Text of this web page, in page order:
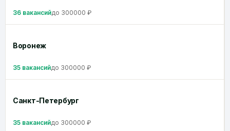
36 вакансийдо 300000 ₽
Воронеж
35 вакансийдо 300000 ₽
Санкт-Петербург
35 вакансийдо 300000 ₽